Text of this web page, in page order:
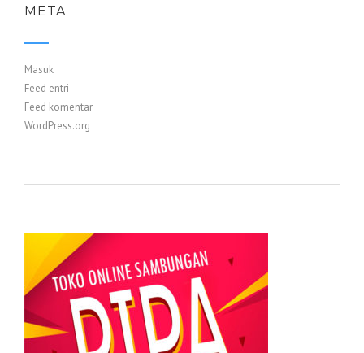
META
Masuk
Feed entri
Feed komentar
WordPress.org